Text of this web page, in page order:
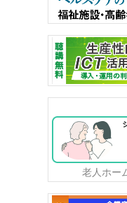
老人ホー